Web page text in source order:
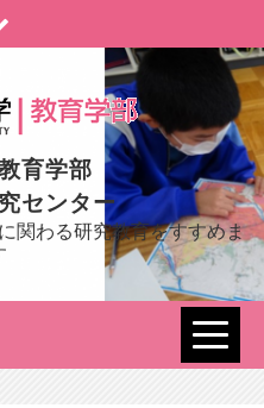
育学部
センター
関わる研究教育をすすめま